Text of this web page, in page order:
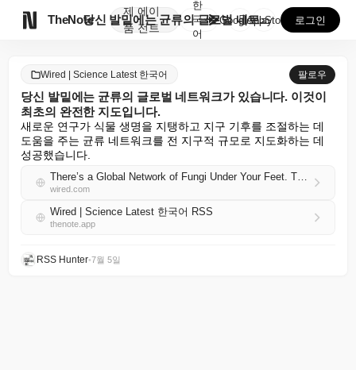
TheNote
제
품
에이
전트
당신 발밑에는 균류의 글로벌 네트워크가 있습니다. 이것...
한
국
어
GooglePlay
AppStore 로그인
Wired | Science Latest 한국어 팔로우
당신 발밑에는 균류의 글로벌 네트워크가 있습니다. 이것이
최초의 완전한 지도입니다.
새로운 연구가 식물 생명을 지탱하고 지구 기후를 조절하는 데
도움을 주는 균류 네트워크를 전 지구적 규모로 지도화하는 데
성공했습니다.
There’s a Global Network of Fungi Under Your Feet. This Is the First Complete Map
wired.com
Wired | Science Latest 한국어 RSS
thenote.app
RSS Hunter•7월 5일